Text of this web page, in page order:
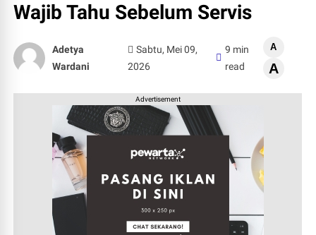
Wajib Tahu Sebelum Servis
Adetya
Wardani
Sabtu, Mei 09,
2026
9 min
read
A
A
Advertisement